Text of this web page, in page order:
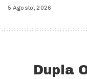
5 Agosto, 2026
Dupla